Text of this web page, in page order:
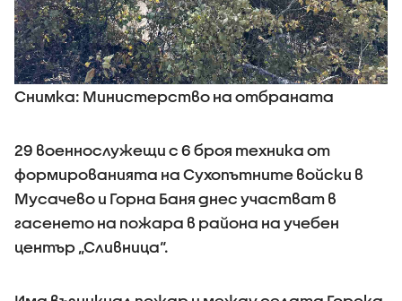
Снимка: Министерство на отбраната
29 военнослужещи с 6 броя техника от
формированията на Сухопътните войски в
Мусачево и Горна Баня днес участват в
гасенето на пожара в района на учебен
център „Сливница“.